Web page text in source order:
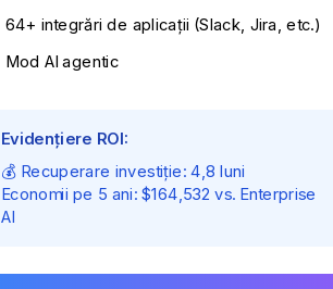
64+ integrări de aplicații (Slack, Jira, etc.)
Mod AI agentic
Evidențiere ROI:
💰 Recuperare investiție: 4,8 luni
Economii pe 5 ani: $164,532 vs. Enterprise
AI